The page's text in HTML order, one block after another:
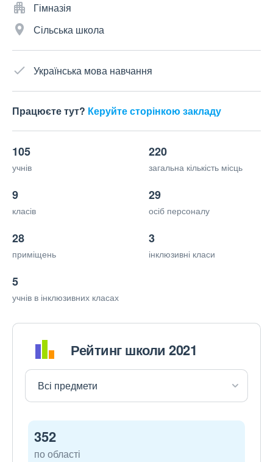
Гімназія
Сільська школа
Українська мова навчання
Працюєте тут? Керуйте сторінкою закладу
105
учнів
220
загальна кількість місць
9
класів
29
осіб персоналу
28
приміщень
3
інклюзивні класи
5
учнів в інклюзивних класах
Рейтинг школи 2021
352
по області